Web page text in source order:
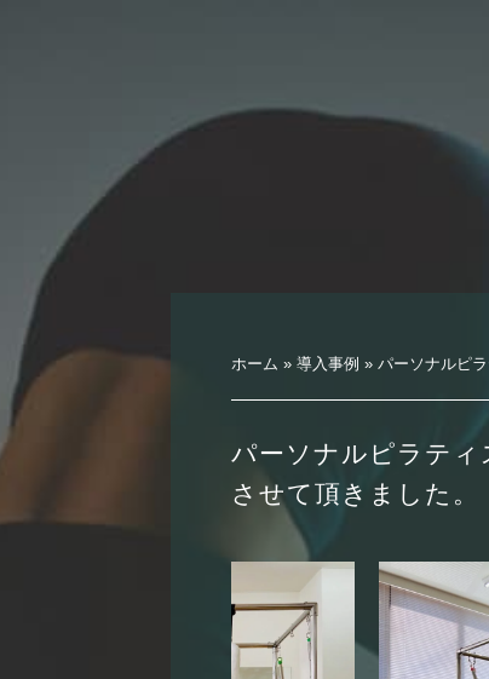
ホーム » 導入事例 » パーソナルピ
パーソナルピラティ
させて頂きました。